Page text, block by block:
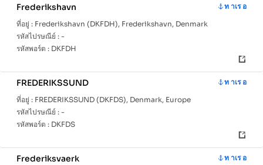
Frederikshavn
ท าเร อ
ที่อยู่ : Frederikshavn (DKFDH), Frederikshavn, Denmark
รหัสไปรษณีย์ : -
รหัสพอร์ต : DKFDH
FREDERIKSSUND
ท าเร อ
ที่อยู่ : FREDERIKSSUND (DKFDS), Denmark, Europe
รหัสไปรษณีย์ : -
รหัสพอร์ต : DKFDS
Frederiksvaerk
ท าเร อ